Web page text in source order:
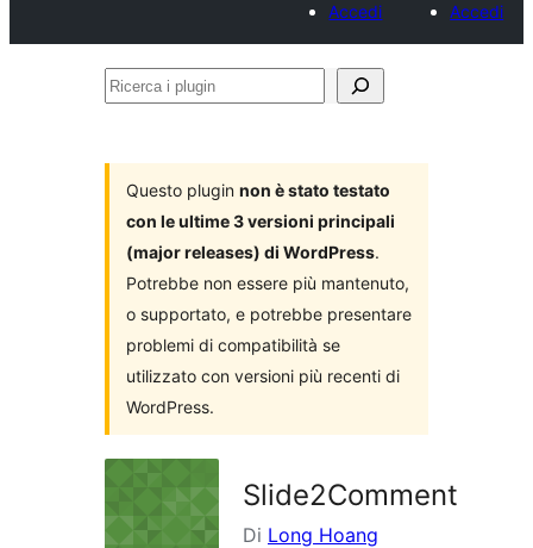
Accedi
Accedi
Ricerca
Questo plugin non è stato testato
con le ultime 3 versioni principali
(major releases) di WordPress.
Potrebbe non essere più mantenuto,
o supportato, e potrebbe presentare
problemi di compatibilità se
utilizzato con versioni più recenti di
WordPress.
Slide2Comment
Di Long Hoang